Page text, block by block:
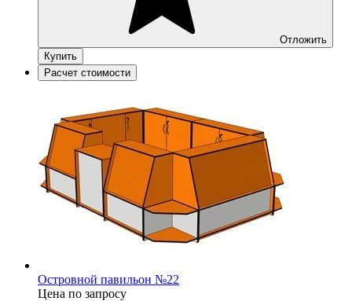
Отложить
Купить
Расчет стоимости
Островной павильон №22
Цена по запросу